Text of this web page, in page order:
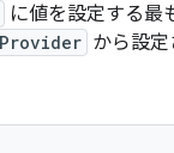
に値を設定する最
から設